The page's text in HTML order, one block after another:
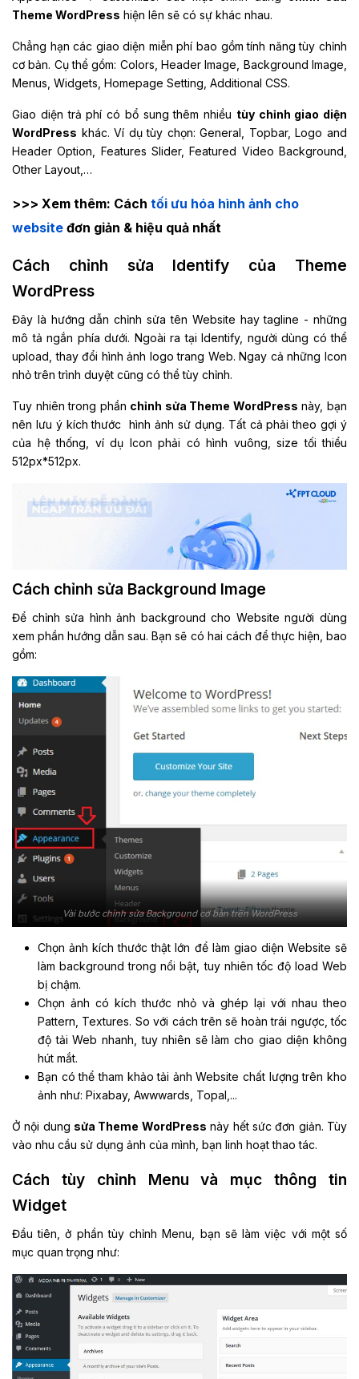
Theme WordPress hiện lên sẽ có sự khác nhau.
Chẳng hạn các giao diện miễn phí bao gồm tính năng tùy chỉnh
cơ bản. Cụ thể gồm: Colors, Header Image, Background Image,
Menus, Widgets, Homepage Setting, Additional CSS.
Giao diện trả phí có bổ sung thêm nhiều tùy chỉnh giao diện
WordPress khác. Ví dụ tùy chọn: General, Topbar, Logo and
Header Option, Features Slider, Featured Video Background,
Other Layout,…
>>> Xem thêm: Cách tối ưu hóa hình ảnh cho
website đơn giản & hiệu quả nhất
Cách chỉnh sửa Identify của Theme
WordPress
Đây là hướng dẫn chỉnh sửa tên Website hay tagline - những
mô tả ngắn phía dưới. Ngoài ra tại Identify, người dùng có thể
upload, thay đổi hình ảnh logo trang Web. Ngay cả những Icon
nhỏ trên trình duyệt cũng có thể tùy chỉnh.
Tuy nhiên trong phần chỉnh sửa Theme WordPress này, bạn
nên lưu ý kích thước hình ảnh sử dụng. Tất cả phải theo gợi ý
của hệ thống, ví dụ Icon phải có hình vuông, size tối thiểu
512px*512px.
Cách chỉnh sửa Background Image
Để chỉnh sửa hình ảnh background cho Website người dùng
xem phần hướng dẫn sau. Bạn sẽ có hai cách để thực hiện, bao
gồm:
Vài bước chỉnh sửa Background cơ bản trên WordPress
Chọn ảnh kích thước thật lớn để làm giao diện Website sẽ
làm background trong nổi bật, tuy nhiên tốc độ load Web
bị chậm.
Chọn ảnh có kích thước nhỏ và ghép lại với nhau theo
Pattern, Textures. So với cách trên sẽ hoàn trái ngược, tốc
độ tải Web nhanh, tuy nhiên sẽ làm cho giao diện không
hút mắt.
Bạn có thể tham khảo tải ảnh Website chất lượng trên kho
ảnh như: Pixabay, Awwwards, Topal,...
Ở nội dung sửa Theme WordPress này hết sức đơn giản. Tùy
vào nhu cầu sử dụng ảnh của mình, bạn linh hoạt thao tác.
Cách tùy chỉnh Menu và mục thông tin
Widget
Đầu tiên, ở phần tùy chỉnh Menu, bạn sẽ làm việc với một số
mục quan trọng như: